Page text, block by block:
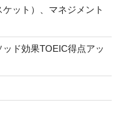
ット）、マネジメント
ド効果TOEIC得点アッ